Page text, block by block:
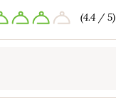
(4.4 / 5)